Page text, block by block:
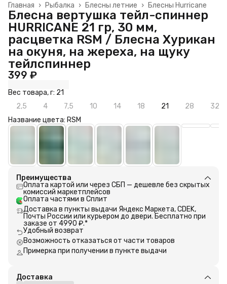
Блесны Hurricane
Блесны летние ›
Рыбалка ›
Главная ›
Блесна вертушка тейл-спиннер
HURRICANE 21 гр, 30 мм,
расцветка RSM / Блесна Хурикан
на окуня, на жереха, на щуку
тейлспиннер
399 ₽
Вес товара, г: 21
2,5
4 7,5 10 14 18 21 28
32
Название цвета: RSM
Преимущества
Оплата картой или через СБП — дешевле без скрытых
комиссий маркетплейсов
Оплата частями в Сплит
Доставка в пункты выдачи Яндекс Маркета, CDEK,
Почты России или курьером до двери. Бесплатно при
заказе от 4990 ₽.*
Удобный возврат
Возможность отказаться от части товаров
Примерка при получении в пункте выдачи
Доставка